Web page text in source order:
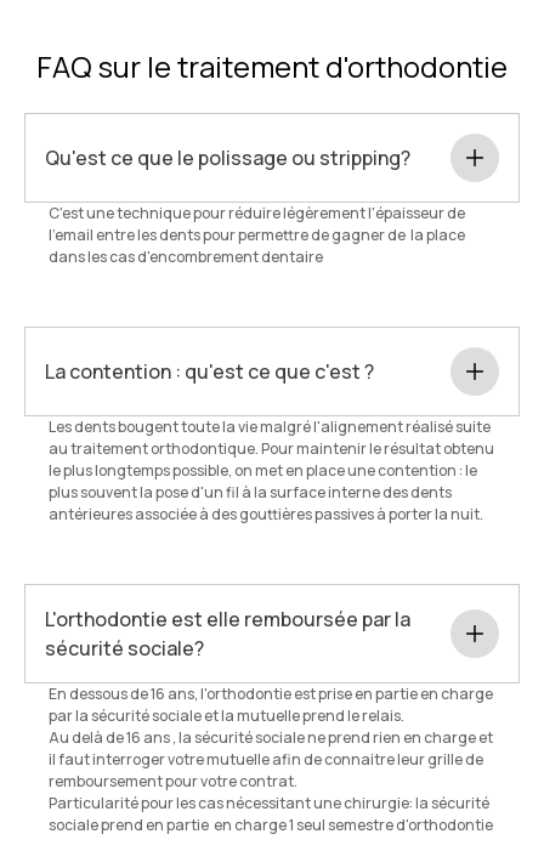
FAQ sur le traitement d'orthodontie
Qu'est ce que le polissage ou stripping?
C'est une technique pour réduire légèrement l'épaisseur de
l'email entre les dents pour permettre de gagner de la place
dans les cas d'encombrement dentaire
La contention : qu'est ce que c'est ?
Les dents bougent toute la vie malgré l'alignement réalisé suite
au traitement orthodontique. Pour maintenir le résultat obtenu
le plus longtemps possible, on met en place une contention : le
plus souvent la pose d'un fil à la surface interne des dents
antérieures associée à des gouttières passives à porter la nuit.
L'orthodontie est elle remboursée par la
sécurité sociale?
En dessous de 16 ans, l'orthodontie est prise en partie en charge
par la sécurité sociale et la mutuelle prend le relais.
Au delà de 16 ans , la sécurité sociale ne prend rien en charge et
il faut interroger votre mutuelle afin de connaitre leur grille de
remboursement pour votre contrat.
Particularité pour les cas nécessitant une chirurgie: la sécurité
sociale prend en partie en charge 1 seul semestre d'orthodontie